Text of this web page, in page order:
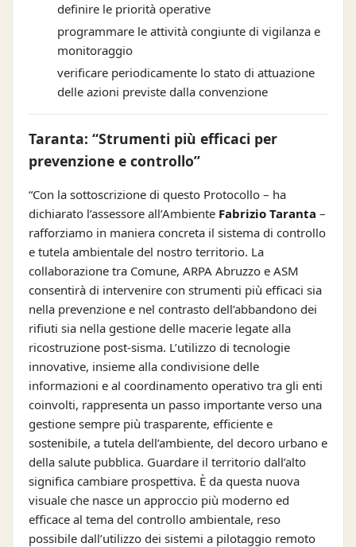
definire le priorità operative
programmare le attività congiunte di vigilanza e
monitoraggio
verificare periodicamente lo stato di attuazione
delle azioni previste dalla convenzione
Taranta: “Strumenti più efficaci per
prevenzione e controllo”
“Con la sottoscrizione di questo Protocollo – ha
dichiarato l’assessore all’Ambiente Fabrizio Taranta –
rafforziamo in maniera concreta il sistema di controllo
e tutela ambientale del nostro territorio. La
collaborazione tra Comune, ARPA Abruzzo e ASM
consentirà di intervenire con strumenti più efficaci sia
nella prevenzione e nel contrasto dell’abbandono dei
rifiuti sia nella gestione delle macerie legate alla
ricostruzione post-sisma. L’utilizzo di tecnologie
innovative, insieme alla condivisione delle
informazioni e al coordinamento operativo tra gli enti
coinvolti, rappresenta un passo importante verso una
gestione sempre più trasparente, efficiente e
sostenibile, a tutela dell’ambiente, del decoro urbano e
della salute pubblica. Guardare il territorio dall’alto
significa cambiare prospettiva. È da questa nuova
visuale che nasce un approccio più moderno ed
efficace al tema del controllo ambientale, reso
possibile dall’utilizzo dei sistemi a pilotaggio remoto